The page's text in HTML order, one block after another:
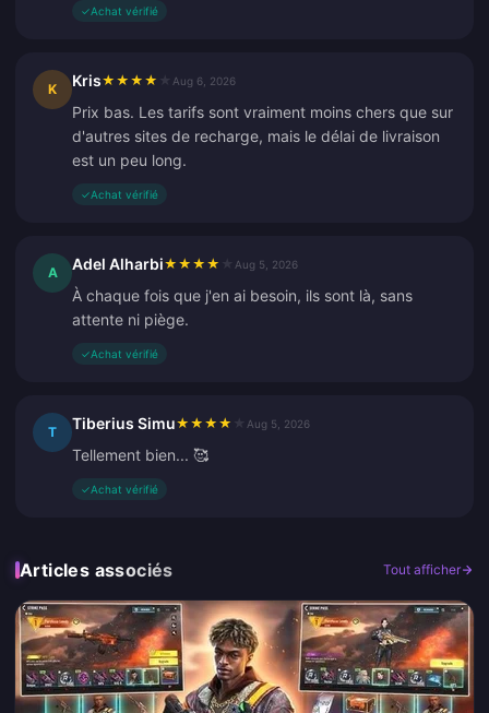
✓Achat vérifié
K Kris★ ★ ★ ★ Aug 6, 2026
Prix bas. Les tarifs sont vraiment moins chers que sur
d'autres sites de recharge, mais le délai de livraison
est un peu long.
✓Achat vérifié
A Adel Alharbi★ ★ ★ ★ Aug 5, 2026
À chaque fois que j'en ai besoin, ils sont là, sans
attente ni piège.
✓Achat vérifié
T Tiberius Simu★ ★ ★ ★ Aug 5, 2026
Tellement bien... 🥰
✓Achat vérifié
Articles associés Tout afficher